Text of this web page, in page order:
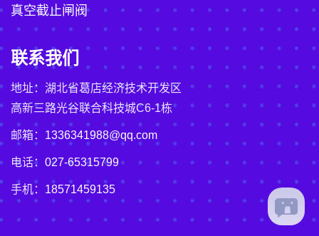
真空截止闸阀
联系我们
地址：湖北省葛店经济技术开发区
高新三路光谷联合科技城C6-1栋
邮箱： 1336341988@qq.com
电话： 027-65315799
手机： 18571459135